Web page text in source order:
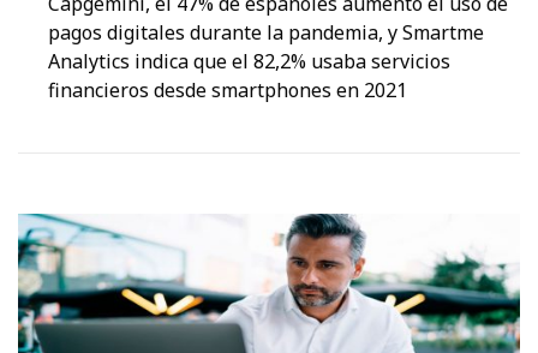
pagos digitales durante la pandemia, y Smartme
Analytics indica que el 82,2% usaba servicios
financieros desde smartphones en 2021